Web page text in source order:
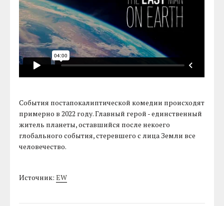
События постапокалиптической комедии происходят
примерно в 2022 году. Главный герой - единственный
житель планеты, оставшийся после некоего
глобального события, стеревшего с лица Земли все
человечество.
Источник:EW